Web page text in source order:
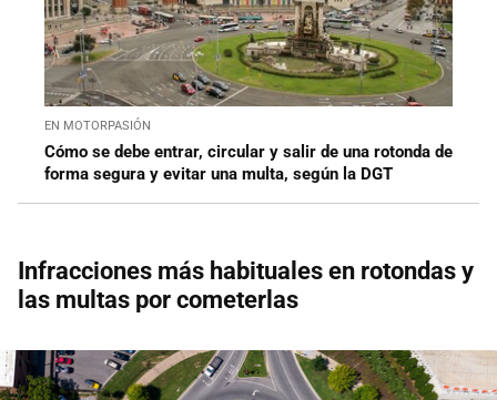
EN MOTORPASIÓN
Cómo se debe entrar, circular y salir de una rotonda de
forma segura y evitar una multa, según la DGT
Infracciones más habituales en rotondas y
las multas por cometerlas